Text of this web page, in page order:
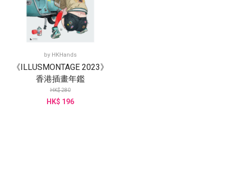
by HKHands
《ILLUSMONTAGE 2023》
香港插畫年鑑
HK$ 280
HK$ 196